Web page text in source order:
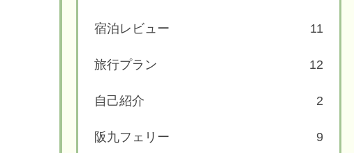
宿泊レビュー 11
旅行プラン 12
自己紹介 2
阪九フェリー 9